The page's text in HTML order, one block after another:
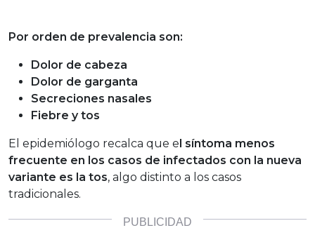
Por orden de prevalencia son:
Dolor de cabeza
Dolor de garganta
Secreciones nasales
Fiebre y tos
El epidemiólogo recalca que e l síntoma menos
frecuente en los casos de infectados con la nueva
variante es la tos, algo distinto a los casos
tradicionales.